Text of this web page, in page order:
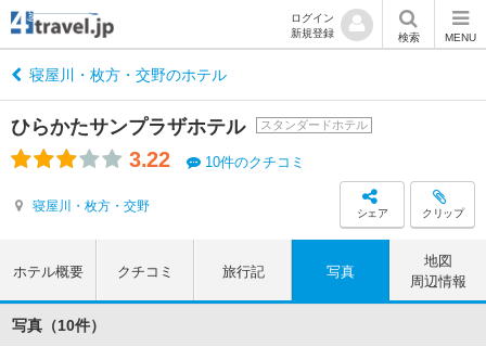
ログイン
新規登録
検索 MENU
寝屋川・枚方・交野のホテル
ひらかたサンプラザホテル スタンダードホテル
3.22 10件のクチコミ
寝屋川・枚方・交野 シェア クリップ
ホテル概要 クチコミ 旅行記 写真
地図
周辺情報
写真（10件）